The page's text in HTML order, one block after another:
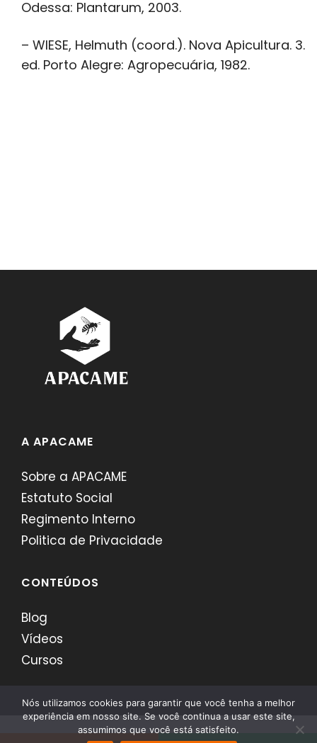
Odessa: Plantarum, 2003.
– WIESE, Helmuth (coord.). Nova Apicultura. 3.
ed. Porto Alegre: Agropecuária, 1982.
A APACAME
Sobre a APACAME
Estatuto Social
Regimento Interno
Politica de Privacidade
CONTEÚDOS
Blog
Vídeos
Cursos
Nós utilizamos cookies para garantir que você tenha a melhor
experiência em nosso site. Se você continua a usar este site,
assumimos que você está satisfeito.